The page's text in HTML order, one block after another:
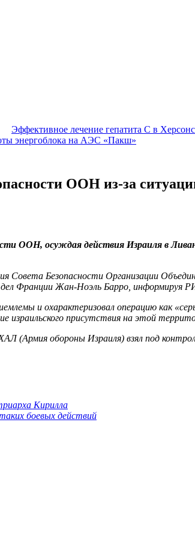
Эффективное лечение гепатита C в
энергоблока на АЭС «Пакш»
ООН из-за
ООН, осуждая действия Израиля в
Совета Безопасности Организации
Франции Жан-Ноэль Барро, информируя
и охарактеризовал операцию как
израильского присутствия на этой
(Армия обороны Израиля) взял под
Кирилла
боевых действий